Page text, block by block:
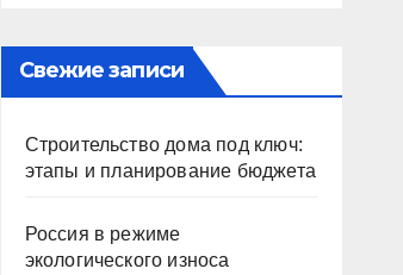
Свежие записи
Строительство дома под ключ:
этапы и планирование бюджета
Россия в режиме
экологического износа